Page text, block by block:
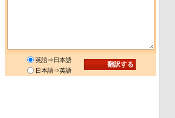
英語⇒日本語
日本語⇒英語